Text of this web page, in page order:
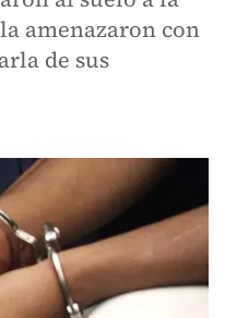
amenazaron con
de sus